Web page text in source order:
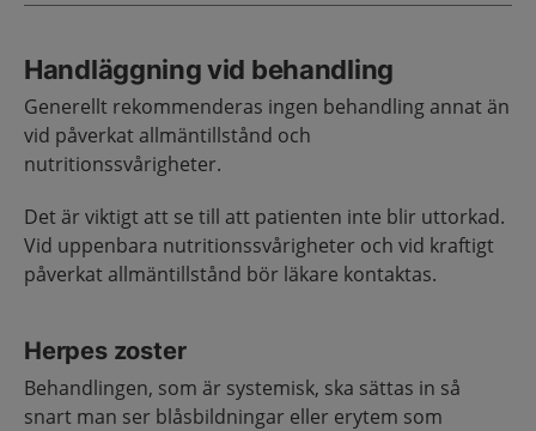
Handläggning vid behandling
Generellt rekommenderas ingen behandling annat än
vid påverkat allmäntillstånd och
nutritionssvårigheter.
Det är viktigt att se till att patienten inte blir uttorkad.
Vid uppenbara nutritionssvårigheter och vid kraftigt
påverkat allmäntillstånd bör läkare kontaktas.
Herpes zoster
Behandlingen, som är systemisk, ska sättas in så
snart man ser blåsbildningar eller erytem som